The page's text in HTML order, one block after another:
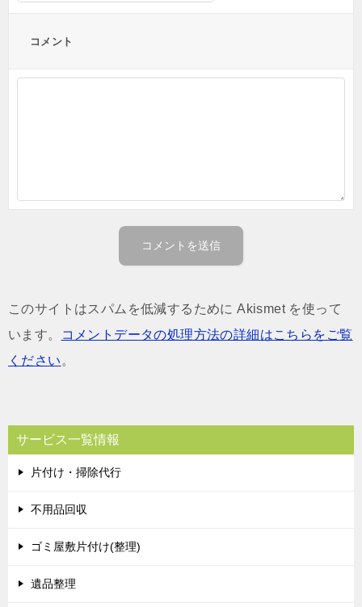
コメント
このサイトはスパムを低減するために Akismet を使って
います。
コメントデータの処理方法の詳細はこちらをご覧
ください 。
サービス一覧情報
片付け・掃除代行
不用品回収
ゴミ屋敷片付け(整理)
遺品整理